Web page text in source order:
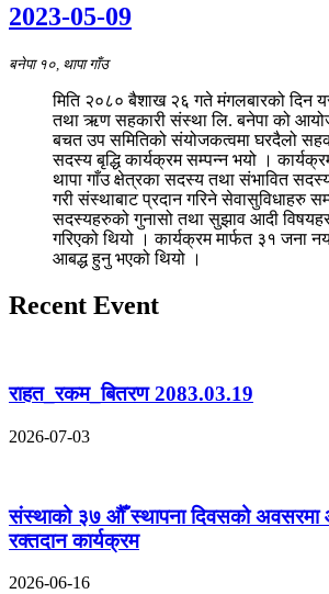
2023-05-09
बनेपा १०, थापा गाँउ
मिति २०८० बैशाख २६ गते मंगलबारको दिन
तथा ऋण सहकारी संस्था लि. बनेपा को
बचत उप समितिको संयोजकत्वमा घरदैलो
सदस्य बृद्धि कार्यक्रम सम्पन्न भयो ।
थापा गाँउ क्षेत्रका सदस्य तथा संभावित
गरी संस्थाबाट प्रदान गरिने सेवासुविधाहरु
सदस्यहरुको गुनासो तथा सुझाव आदी
गरिएको थियो । कार्यक्रम मार्फत ३१ जना
आबद्ध हुनु भएको थियो ।
Recent Event
राहत_रकम_बितरण 2083.03.19
2026-07-03
संस्थाको ३७ औँ स्थापना दिवसको अवसरमा
रक्तदान कार्यक्रम
2026-06-16